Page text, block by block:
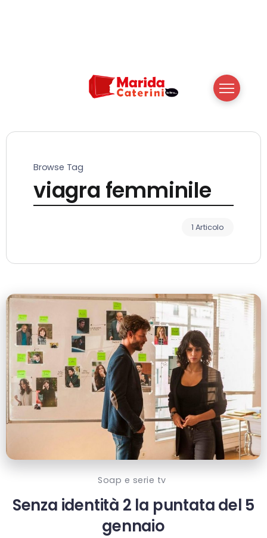
Browse Tag
viagra femminile
1 Articolo
Soap e serie tv
Senza identità 2 la puntata del 5
gennaio